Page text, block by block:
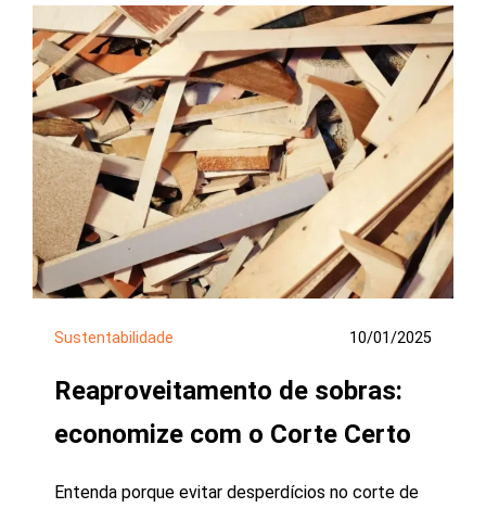
Sustentabilidade 10/01/2025
Reaproveitamento de sobras:
economize com o Corte Certo
Entenda porque evitar desperdícios no corte de